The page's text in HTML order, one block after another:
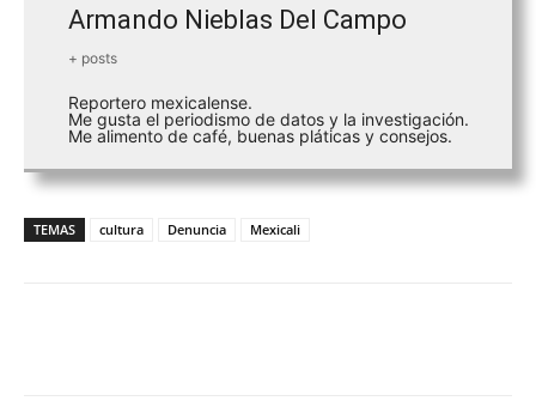
Armando Nieblas Del Campo
+ posts
Reportero mexicalense.
Me gusta el periodismo de datos y la investigación.
Me alimento de café, buenas pláticas y consejos.
TEMAS cultura Denuncia Mexicali